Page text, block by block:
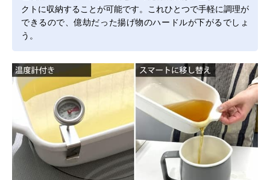
クトに収納することが可能です。これひとつで手軽に調理が
できるので、億劫だった揚げ物のハードルが下がるでしょ
う。